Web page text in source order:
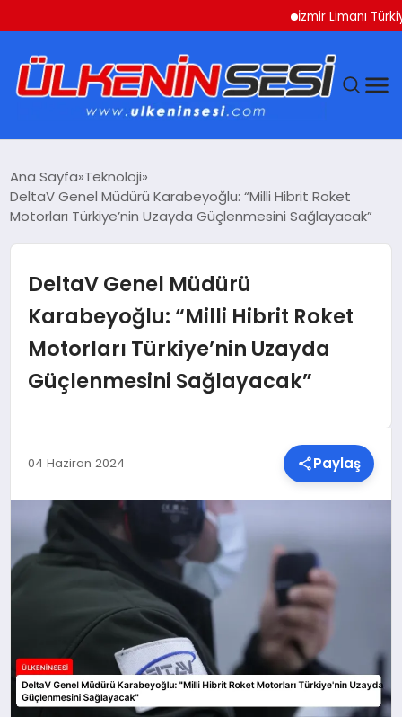
İzmir Limanı
EKONOMI
SAĞLIK
SIYASET
YAŞAM
MALATYA HABERLERI
Ana Sayfa Teknoloji
DeltaV Genel Müdürü Karabeyoğlu: “Milli Hibrit Roket
Motorları Türkiye’nin Uzayda Güçlenmesini Sağlayacak”
DeltaV Genel Müdürü
Karabeyoğlu: “Milli Hibrit Roket
Motorları Türkiye’nin Uzayda
Güçlenmesini Sağlayacak”
04 Haziran 2024 Paylaş